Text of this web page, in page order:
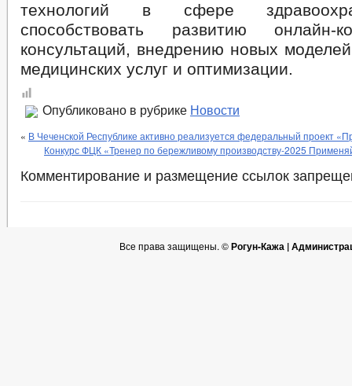
технологий в сфере
способствовать развитию онлайн-
консультаций, внедрению новых
медицинских услуг и оптимизации.
Опубликовано в рубрике Новости
« В Чеченской Республике активно реализуется федеральный проект
Конкурс ФЦК «Тренер по бережливому производству-2025
Комментирование и размещение ссылок
Все права защищены. ©Рогун-Кажа |